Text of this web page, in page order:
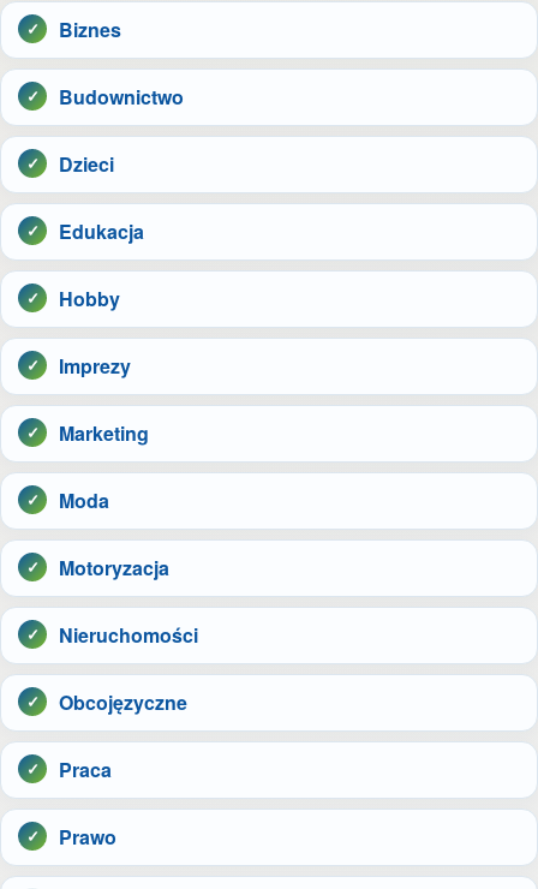
Biznes
Budownictwo
Dzieci
Edukacja
Hobby
Imprezy
Marketing
Moda
Motoryzacja
Nieruchomości
Obcojęzyczne
Praca
Prawo